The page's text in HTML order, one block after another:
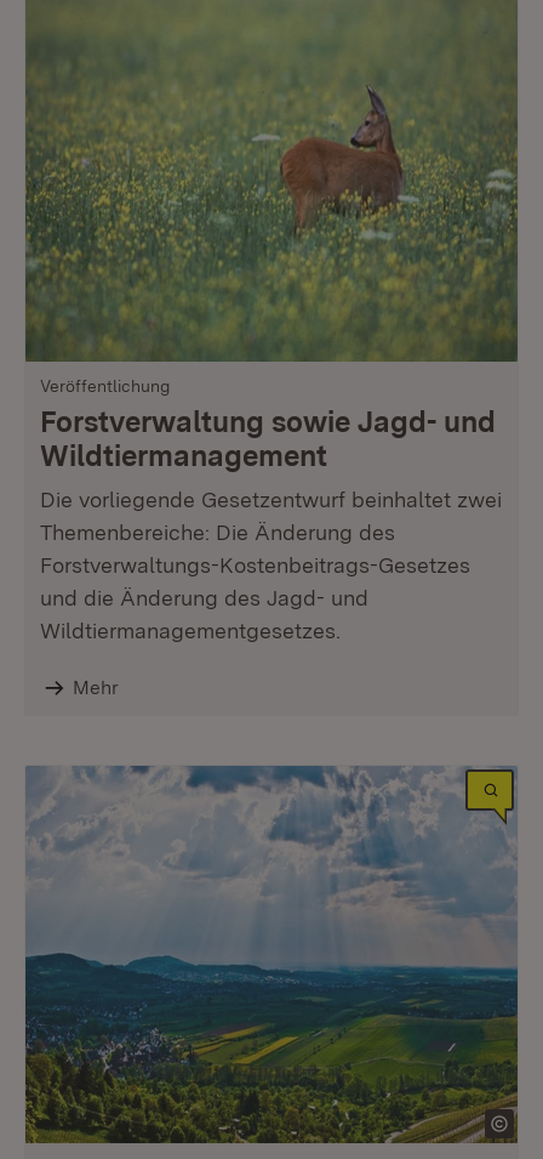
Veröffentlichung
Forstverwaltung sowie Jagd- und
Wildtiermanagement
Die vorliegende Gesetzentwurf beinhaltet zwei
Themenbereiche: Die Änderung des
Forstverwaltungs-Kostenbeitrags-Gesetzes
und die Änderung des Jagd- und
Wildtiermanagementgesetzes.
Mehr